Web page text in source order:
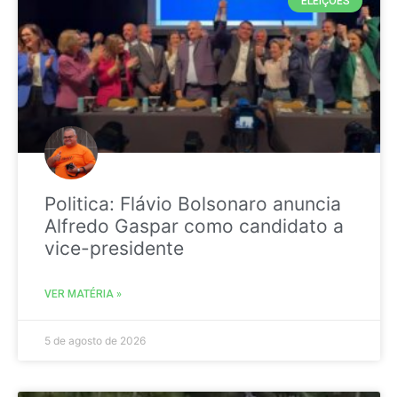
Politica: Flávio Bolsonaro anuncia
Alfredo Gaspar como candidato a
vice-presidente
VER MATÉRIA »
5 de agosto de 2026